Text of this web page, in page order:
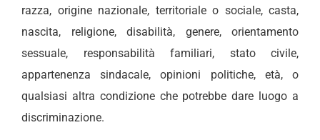
razza, origine nazionale, territoriale o sociale, casta,
nascita, religione, disabilità, genere, orientamento
sessuale, responsabilità familiari, stato civile,
appartenenza sindacale, opinioni politiche, età, o
qualsiasi altra condizione che potrebbe dare luogo a
discriminazione.